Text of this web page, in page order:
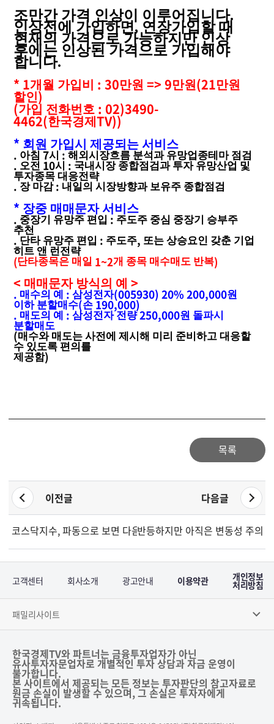
조만간 가격 인상이 이루어집니다.
인상전에 가입하면, 연장가입할 때
현재의 가격으로 가능하지만 인상
후에는 인상된 가격으로 가입해야
합니다.
* 1개월 가입비 : 30만원=> 9만원 (21만원
할인)
(가입 전화번호 : 02)3490-
4462(한국경제TV))
* 회원 가입시 제공되는 서비스
. 아침7시 :해외시장흐름 분석과 유망업종테마 점검
. 오전 10시 : 국내시장 종합점검과 투자 유망산업 및
투자종목 대응전략
.장 마감 : 내일의 시장방향과 보유주 종합점검
* 장중 매매문자 서비스
. 중장기 유망주 편입 : 주도주 중심 중장기 승부주
추천
.단타 유망주 편입 : 주도주, 또는 상승요인 갖춘 기업
히트 앤 런전략
(단타종목은 매일 1~2개 종목 매수매도 반복)
< 매매문자 방식의 예>
. 매수의 예 :삼성전자(005930) 20% 200,000원
이하 분할매수(손 190,000)
. 매도의 예 :삼성전자 전량250,000원 돌파시
분할매도
(매수와 매도는 사전에 제시해 미리 준비하고 대응할
수 있도록 편의를
제공함)
목록
이전글 다음글
코스닥지수, 파동으로 보면 다음 주가 저점확인 시점
반등하지만 아직은 변동성 주의
고객센터 회사소개 광고안내 이용약관 개인정보
처리방침
패밀리사이트
한국경제TV와 파트너는 금융투자업자가 아닌
유사투자자문업자로 개별적인 투자 상담과 자금 운영이
불가합니다.
본 사이트에서 제공되는 모든 정보는 투자판단의 참고자료로
원금 손실이 발생할 수 있으며, 그 손실은 투자자에게
귀속됩니다.